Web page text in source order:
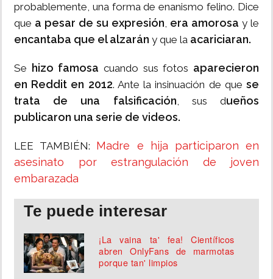
probablemente, una forma de enanismo felino. Dice
que a pesar de su expresión, era amorosa y le
encantaba que el alzarán y que la acariciaran.
Se hizo famosa cuando sus fotos aparecieron
en Reddit en 2012. Ante la insinuación de que se
trata de una falsificación, sus dueños
publicaron una serie de videos.
LEE TAMBIÉN: Madre e hija participaron en
asesinato por estrangulación de joven
embarazada
Te puede interesar
¡La vaina ta' fea! Científicos
abren OnlyFans de marmotas
porque tan' limpios